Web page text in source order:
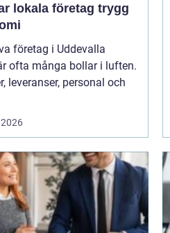
lokala företag trygg
företag i Uddevalla
ofta många bollar i luften.
leveranser, personal och